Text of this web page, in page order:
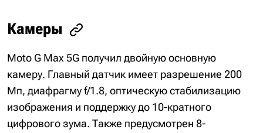
Камеры
Moto G Max 5G получил двойную основную
камеру. Главный датчик имеет разрешение 200
Мп, диафрагму f/1.8, оптическую стабилизацию
изображения и поддержку до 10-кратного
цифрового зума. Также предусмотрен 8-